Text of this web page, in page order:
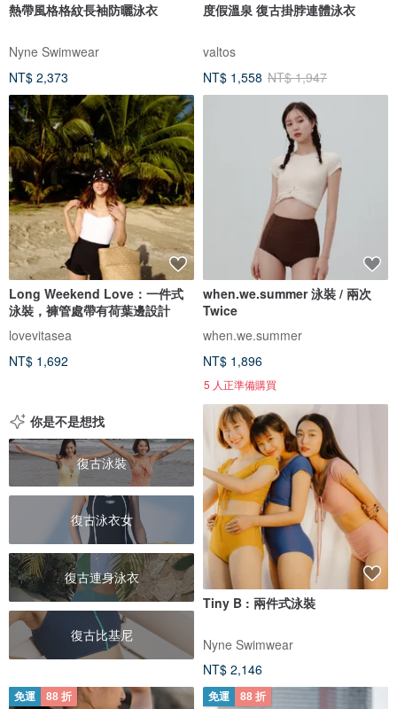
熱帶風格格紋長袖防曬泳衣
Nyne Swimwear
NT$ 2,373
度假溫泉 復古掛脖連體泳衣
valtos
NT$ 1,558 NT$ 1,947
Long Weekend Love：一件式
泳裝，褲管處帶有荷葉邊設計
lovevitasea
NT$ 1,692
when.we.summer 泳裝 / 兩次
Twice
when.we.summer
NT$ 1,896
5 人正準備購買
你是不是想找
復古泳裝
復古泳衣女
復古連身泳衣
復古比基尼
Tiny B : 兩件式泳裝
Nyne Swimwear
NT$ 2,146
免運 88 折 免運 88 折